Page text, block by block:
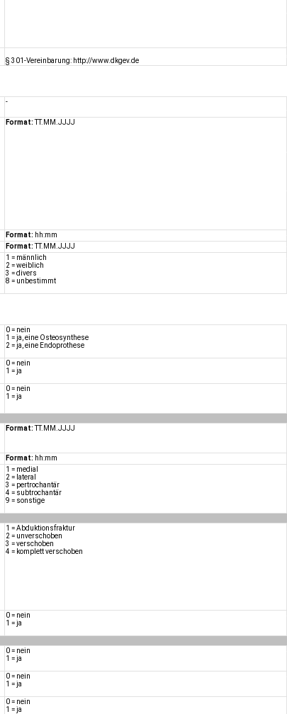
§ 301-Vereinbarung: http://www.dkgev.de
-
Format:TT.MM.JJJJ
Format: hh:mm
Format:TT.MM.JJJJ
1 = männlich
2 = weiblich
3 = divers
8 = unbestimmt
0 = nein
1 = ja, eine Osteosynthese
2 = ja, eine Endoprothese
0 = nein
1 = ja
0 = nein
1 = ja
Format:TT.MM.JJJJ
Format: hh:mm
1 = medial
2 = lateral
3 = pertrochantär
4 = subtrochantär
9 = sonstige
1 = Abduktionsfraktur
2 = unverschoben
3 = verschoben
4 = komplett verschoben
0 = nein
1 = ja
0 = nein
1 = ja
0 = nein
1 = ja
0 = nein
1 = ja